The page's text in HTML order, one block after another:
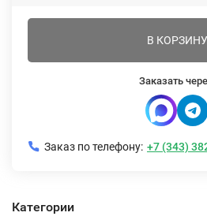
В КОРЗИНУ
Заказать
Заказ по телефону: +7 (343)
Категории